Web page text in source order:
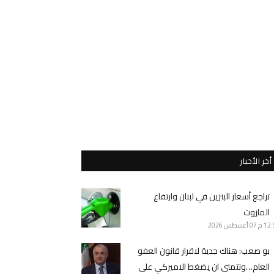
أخر الأخبار
تراجع أسعار البنزين في لبنان وارتفاع
المازوت
م 07 أغسطس 2026
بو صعب: هناك جدية لاقرار قانون العفو
العام…ونتمنى ان يضغط الاميركي على